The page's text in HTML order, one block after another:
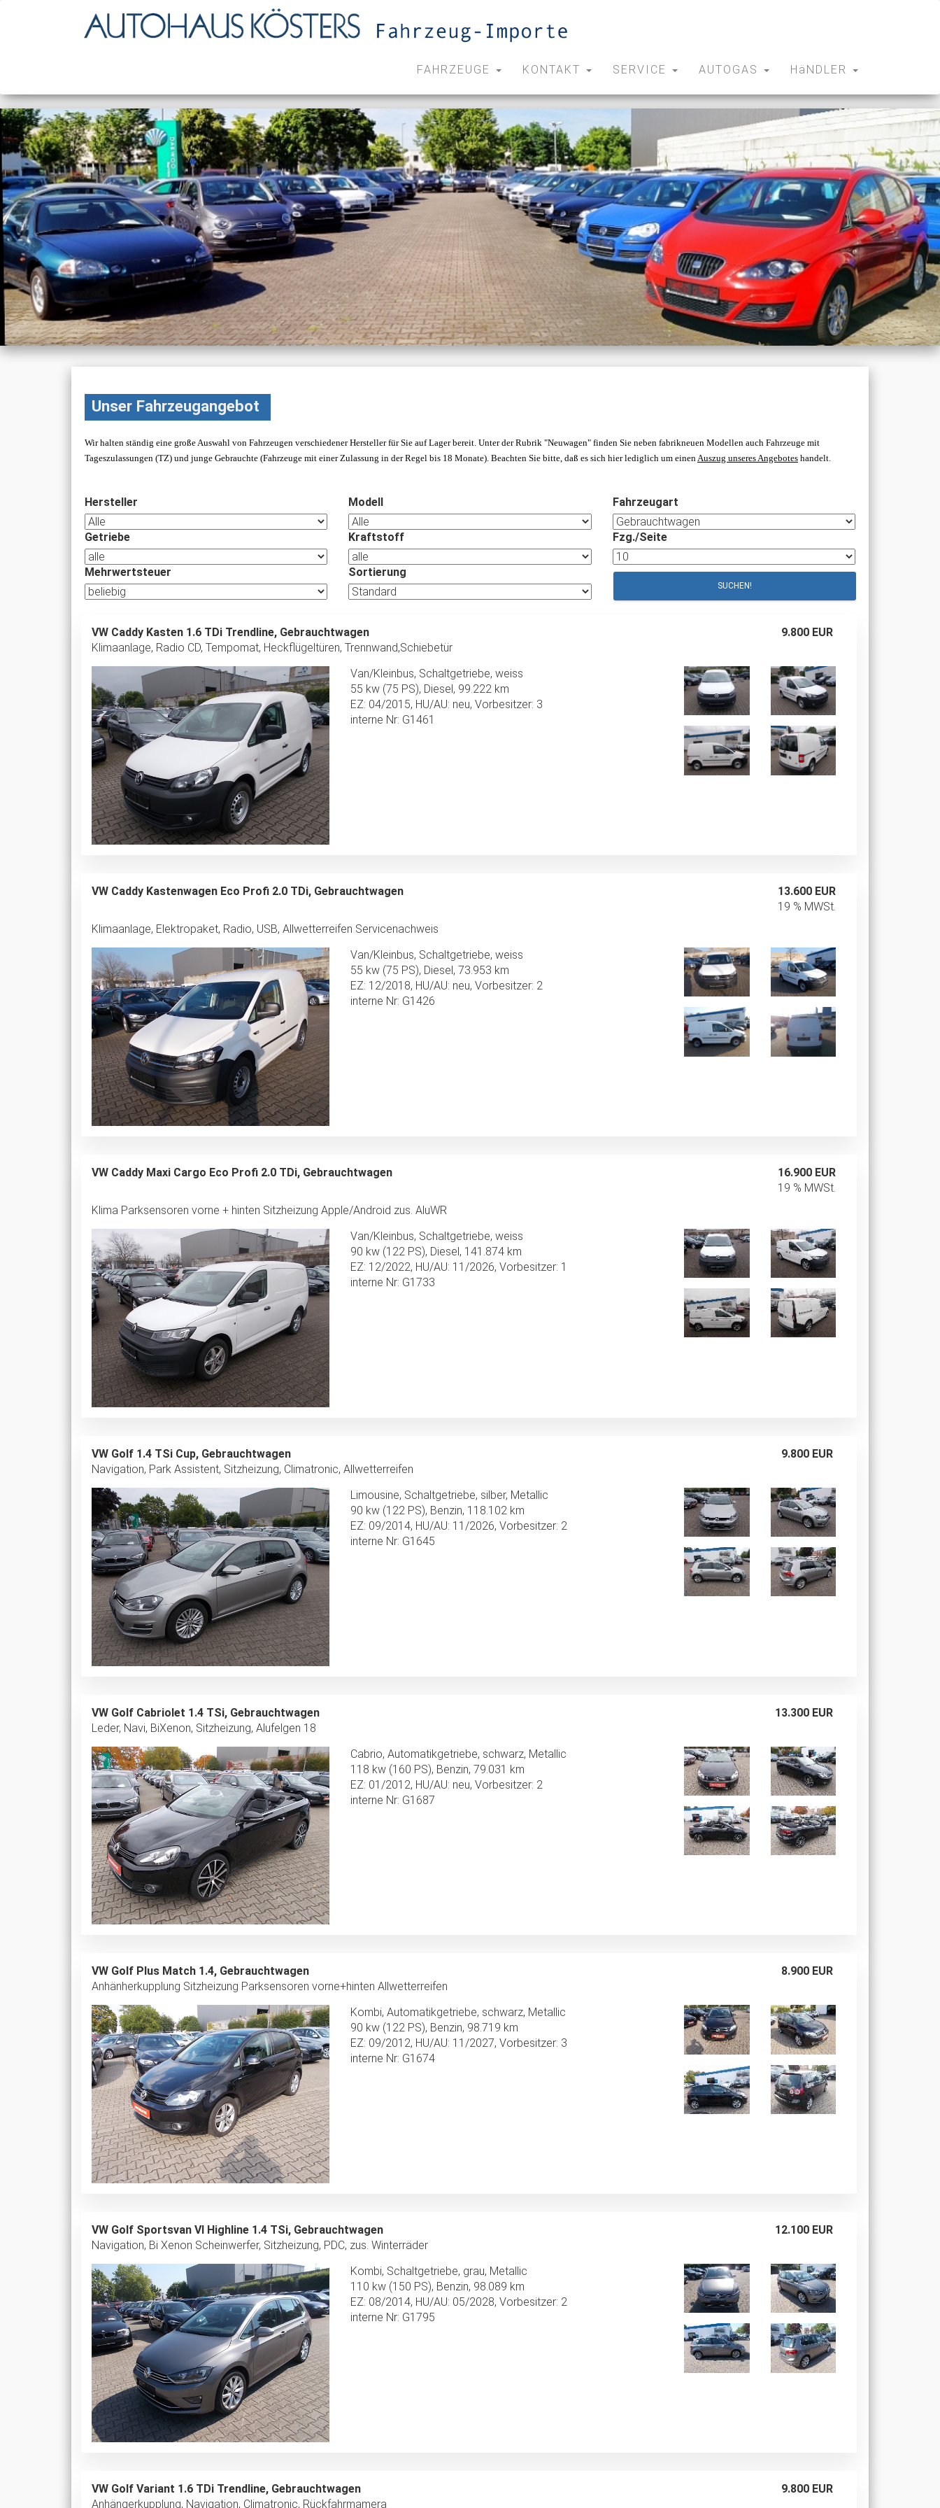
FAHRZEUGE KONTAKT SERVICE AUTOGAS HäNDLER
Unser Fahrzeugangebot
Wir halten ständig eine große Auswahl von Fahrzeugen verschiedener Hersteller für Sie auf Lager bereit. Unter der Rubrik "Neuwagen" finden Sie neben fabrikneuen Modellen auch Fahrzeuge mit
Tageszulassungen (TZ) und junge Gebrauchte (Fahrzeuge mit einer Zulassung in der Regel bis 18 Monate). Beachten Sie bitte, daß es sich hier lediglich um einenAuszug unseres Angebotes handelt.
Hersteller Modell Fahrzeugart
Getriebe Kraftstoff Fzg./Seite
Mehrwertsteuer Sortierung
VW Caddy Kasten 1.6 TDi Trendline, Gebrauchtwagen
9.800 EUR
Klimaanlage, Radio CD, Tempomat, Heckflügeltüren, Trennwand,Schiebetür
Van/Kleinbus, Schaltgetriebe, weiss
55 kw (75 PS), Diesel, 99.222 km
EZ: 04/2015, HU/AU: neu, Vorbesitzer: 3
interne Nr: G1461
VW Caddy Kastenwagen Eco Profi 2.0 TDi, Gebrauchtwagen
13.600 EUR
19 % MWSt.
Klimaanlage, Elektropaket, Radio, USB, Allwetterreifen Servicenachweis
Van/Kleinbus, Schaltgetriebe, weiss
55 kw (75 PS), Diesel, 73.953 km
EZ: 12/2018, HU/AU: neu, Vorbesitzer: 2
interne Nr: G1426
VW Caddy Maxi Cargo Eco Profi 2.0 TDi, Gebrauchtwagen
16.900 EUR
19 % MWSt.
Klima Parksensoren vorne + hinten Sitzheizung Apple/Android zus. AluWR
Van/Kleinbus, Schaltgetriebe, weiss
90 kw (122 PS), Diesel, 141.874 km
EZ: 12/2022, HU/AU: 11/2026, Vorbesitzer: 1
interne Nr: G1733
VW Golf 1.4 TSi Cup, Gebrauchtwagen
9.800 EUR
Navigation, Park Assistent, Sitzheizung, Climatronic, Allwetterreifen
Limousine, Schaltgetriebe, silber, Metallic
90 kw (122 PS), Benzin, 118.102 km
EZ: 09/2014, HU/AU: 11/2026, Vorbesitzer: 2
interne Nr: G1645
VW Golf Cabriolet 1.4 TSi, Gebrauchtwagen
13.300 EUR
Leder, Navi, BiXenon, Sitzheizung, Alufelgen 18
Cabrio, Automatikgetriebe, schwarz, Metallic
118 kw (160 PS), Benzin, 79.031 km
EZ: 01/2012, HU/AU: neu, Vorbesitzer: 2
interne Nr: G1687
VW Golf Plus Match 1.4, Gebrauchtwagen
8.900 EUR
Anhänherkupplung Sitzheizung Parksensoren vorne+hinten Allwetterreifen
Kombi, Automatikgetriebe, schwarz, Metallic
90 kw (122 PS), Benzin, 98.719 km
EZ: 09/2012, HU/AU: 11/2027, Vorbesitzer: 3
interne Nr: G1674
VW Golf Sportsvan VI Highline 1.4 TSi, Gebrauchtwagen
12.100 EUR
Navigation, Bi Xenon Scheinwerfer, Sitzheizung, PDC, zus. Winterräder
Kombi, Schaltgetriebe, grau, Metallic
110 kw (150 PS), Benzin, 98.089 km
EZ: 08/2014, HU/AU: 05/2028, Vorbesitzer: 2
interne Nr: G1795
VW Golf Variant 1.6 TDi Trendline, Gebrauchtwagen
9.800 EUR
Anhängerkupplung, Navigation, Climatronic, Rückfahrmamera